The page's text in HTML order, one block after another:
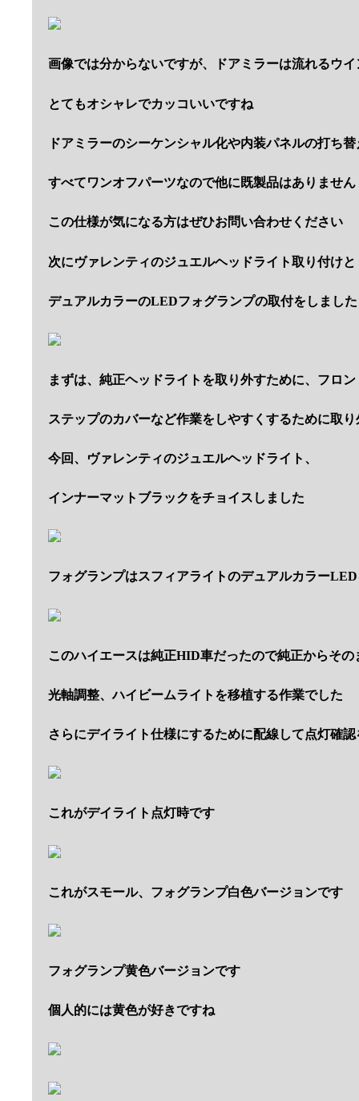
画像では分からないですが、ドアミラーは流れるウ
とてもオシャレでカッコいいですね
ドアミラーのシーケンシャル化や内装パネルの打ち
すべてワンオフパーツなので他に既製品はありません
この仕様が気になる方はぜひお問い合わせください
次にヴァレンティのジュエルヘッドライト取り付けと
デュアルカラーのLEDフォグランプの取付をしました
まずは、純正ヘッドライトを取り外すために、フロ
ステップのカバーなど作業をしやすくするために取
今回、ヴァレンティのジュエルヘッドライト、
インナーマットブラックをチョイスしました
フォグランプはスフィアライトのデュアルカラー
このハイエースは純正HID車だったので純正からそ
光軸調整、ハイビームライトを移植する作業でした
さらにデイライト仕様にするために配線して点灯確
これがデイライト点灯時です
これがスモール、フォグランプ白色バージョンです
フォグランプ黄色バージョンです
個人的には黄色が好きですね